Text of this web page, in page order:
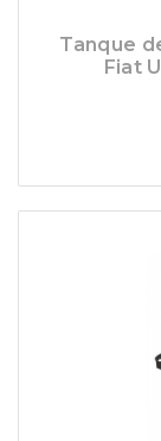
Tanque
Fiat